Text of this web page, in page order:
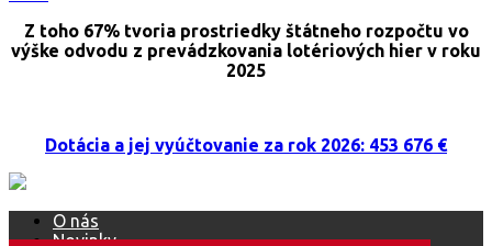
Z toho 67% tvoria prostriedky štátneho rozpočtu vo
výške odvodu z prevádzkovania lotériových hier v roku
2025
Dotácia a jej vyúčtovanie za rok 2026: 453 676 €
O nás
Novinky